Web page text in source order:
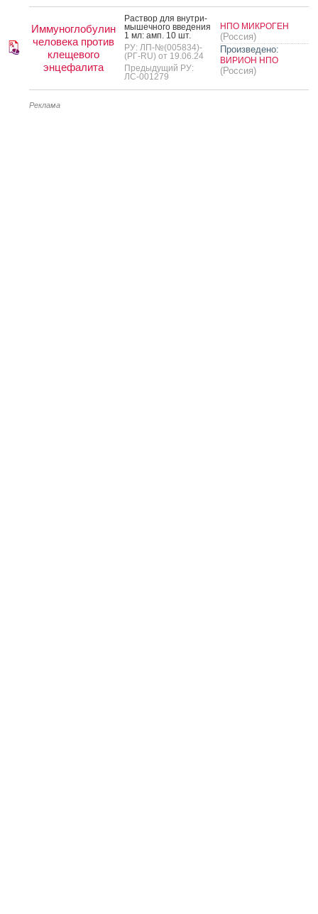
Иммуноглобулин
человека против
клещевого
энцефалита
Рас­твор для внут­ри­
мышеч­но­го вве­дения
1 мл: амп. 10 шт.
РУ: ЛП-№(005834)-
(РГ-RU) от 19.06.24
Предыдущий РУ:
ЛС-001279
НПО МИКРОГЕН
(Россия)
Произведено:
ВИРИОН НПО
(Россия)
Реклама